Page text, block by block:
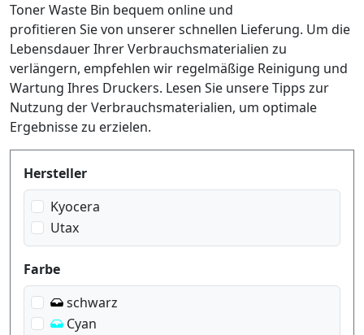
Toner Waste Bin bequem online und
profitieren Sie von unserer schnellen Lieferung. Um die
Lebensdauer Ihrer Verbrauchsmaterialien zu
verlängern, empfehlen wir regelmäßige Reinigung und
Wartung Ihres Druckers. Lesen Sie unsere Tipps zur
Nutzung der Verbrauchsmaterialien, um optimale
Ergebnisse zu erzielen.
Produktfilter
Hersteller
Kyocera
Utax
Farbe
schwarz
Cyan